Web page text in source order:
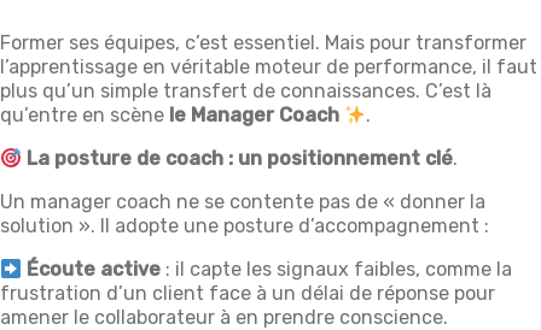
Former ses équipes, c’est essentiel. Mais pour transformer
l’apprentissage en véritable moteur de performance, il faut
plus qu’un simple transfert de connaissances. C’est là
qu’entre en scène le Manager Coach
.
La posture de coach : un positionnement clé.
Un manager coach ne se contente pas de « donner la
solution ». Il adopte une posture d’accompagnement :
Écoute active : il capte les signaux faibles, comme la
frustration d’un client face à un délai de réponse pour
amener le collaborateur à en prendre conscience.